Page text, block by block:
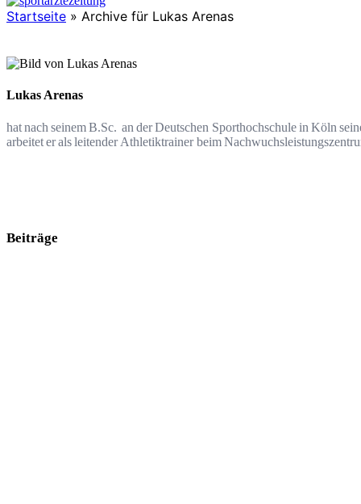
Startseite » Archive für Lukas Arenas
Lukas Arenas
hat nach seinem B.Sc. an der Deutschen Sporthochschule in Köln
arbeitet er als leitender Athletiktrainer beim
Beiträge